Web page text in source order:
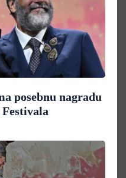
posebnu nagradu